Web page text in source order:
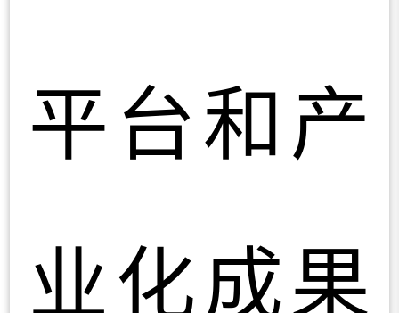
平台和产
业化成果